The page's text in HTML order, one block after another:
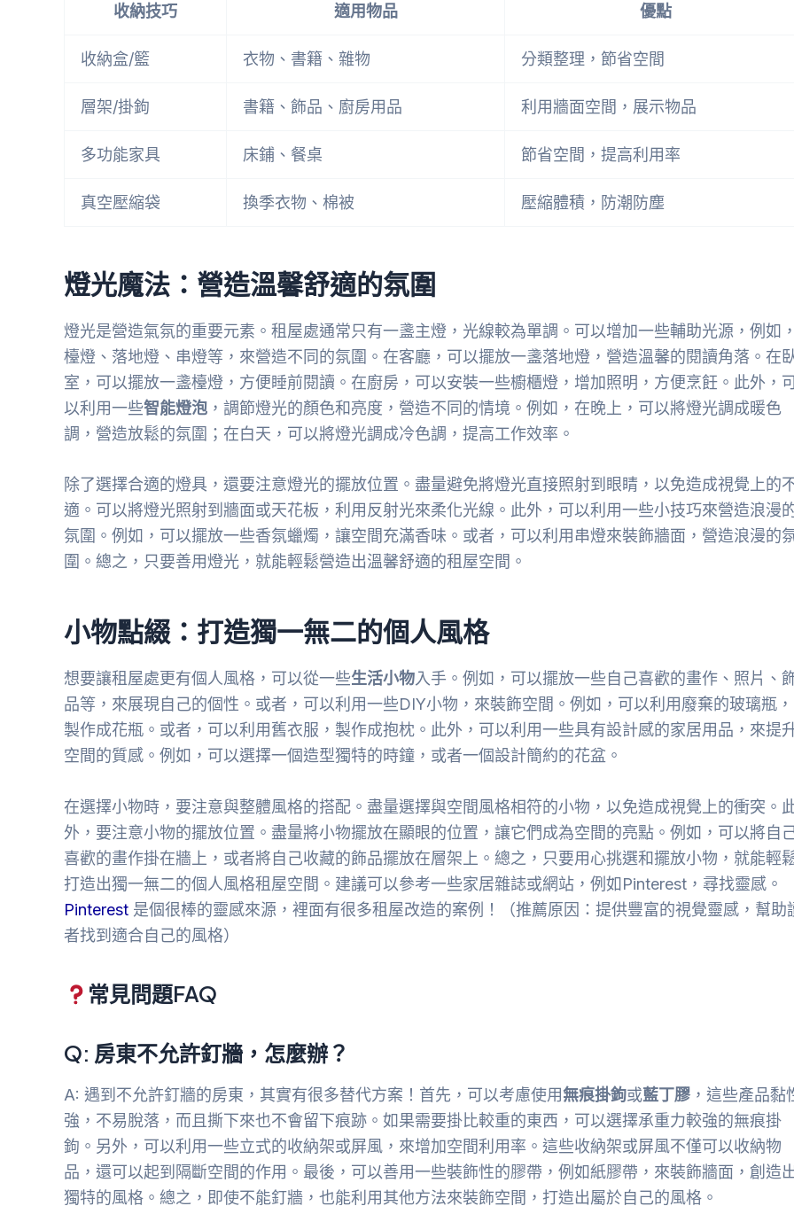
收納技巧 適用物品 優點
收納盒/籃 衣物、書籍、雜物 分類整理，節省空間
層架/掛鉤 書籍、飾品、廚房用品 利用牆面空間，展示物品
多功能家具 床鋪、餐桌 節省空間，提高利用率
真空壓縮袋 換季衣物、棉被 壓縮體積，防潮防塵
燈光魔法：營造溫馨舒適的氛圍
燈光是營造氣氛的重要元素。租屋處通常只有一盞主燈，光線較為單調。可以增加一些輔助光源，例如，
檯燈、落地燈、串燈等，來營造不同的氛圍。在客廳，可以擺放一盞落地燈，營造溫馨的閱讀角落。在
室，可以擺放一盞檯燈，方便睡前閱讀。在廚房，可以安裝一些櫥櫃燈，增加照明，方便烹飪。此外，
以利用一些智能燈泡 ，調節燈光的顏色和亮度，營造不同的情境。例如，在晚上，可以將燈光調成暖色
調，營造放鬆的氛圍；在白天，可以將燈光調成冷色調，提高工作效率。
除了選擇合適的燈具，還要注意燈光的擺放位置。盡量避免將燈光直接照射到眼睛，以免造成視覺上的
適。可以將燈光照射到牆面或天花板，利用反射光來柔化光線。此外，可以利用一些小技巧來營造浪漫
氛圍。例如，可以擺放一些香氛蠟燭，讓空間充滿香味。或者，可以利用串燈來裝飾牆面，營造浪漫的
圍。總之，只要善用燈光，就能輕鬆營造出溫馨舒適的租屋空間。
小物點綴：打造獨一無二的個人風格
想要讓租屋處更有個人風格，可以從一些生活小物入手。例如，可以擺放一些自己喜歡的畫作、照片、
品等，來展現自己的個性。或者，可以利用一些DIY小物，來裝飾空間。例如，可以利用廢棄的玻璃瓶，
製作成花瓶。或者，可以利用舊衣服，製作成抱枕。此外，可以利用一些具有設計感的家居用品，來提
空間的質感。例如，可以選擇一個造型獨特的時鐘，或者一個設計簡約的花盆。
在選擇小物時，要注意與整體風格的搭配。盡量選擇與空間風格相符的小物，以免造成視覺上的衝突。
外，要注意小物的擺放位置。盡量將小物擺放在顯眼的位置，讓它們成為空間的亮點。例如，可以將自
喜歡的畫作掛在牆上，或者將自己收藏的飾品擺放在層架上。總之，只要用心挑選和擺放小物，就能輕
打造出獨一無二的個人風格租屋空間。建議可以參考一些家居雜誌或網站，例如Pinterest，尋找靈感。
Pinterest 是個很棒的靈感來源，裡面有很多租屋改造的案例！（推薦原因：提供豐富的視覺靈感，幫助
者找到適合自己的風格）
常見問題FAQ
Q: 房東不允許釘牆，怎麼辦？
A: 遇到不允許釘牆的房東，其實有很多替代方案！首先，可以考慮使用無痕掛鉤或藍丁膠 ，這些產品黏
強，不易脫落，而且撕下來也不會留下痕跡。如果需要掛比較重的東西，可以選擇承重力較強的無痕掛
鉤。另外，可以利用一些立式的收納架或屏風，來增加空間利用率。這些收納架或屏風不僅可以收納物
品，還可以起到隔斷空間的作用。最後，可以善用一些裝飾性的膠帶，例如紙膠帶，來裝飾牆面，創造
獨特的風格。總之，即使不能釘牆，也能利用其他方法來裝飾空間，打造出屬於自己的風格。